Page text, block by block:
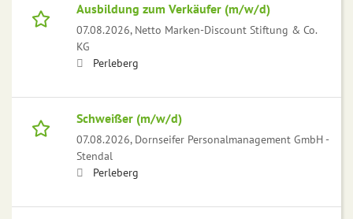
Ausbildung zum Verkäufer (m/w/d)
07.08.2026, Netto Marken-Discount Stiftung & Co.
KG
Perleberg
Schweißer (m/w/d)
07.08.2026, Dornseifer Personalmanagement GmbH -
Stendal
Perleberg